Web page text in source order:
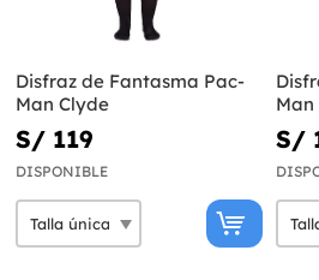
Disfraz de Fantasma Pac-
Man Clyde
S/ 119
DISPONIBLE
S/